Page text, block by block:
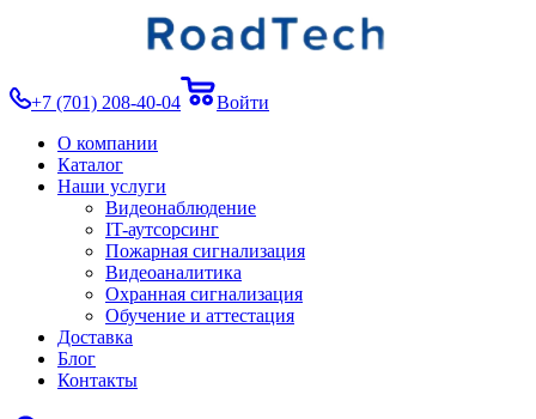
+7 (701) 208-40-04
Войти
О компании
Каталог
Наши услуги
Видеонаблюдение
IT-аутсорсинг
Пожарная сигнализация
Видеоаналитика
Охранная сигнализация
Обучение и аттестация
Доставка
Блог
Контакты